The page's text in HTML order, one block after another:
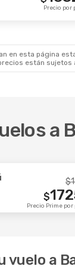
Sáb.,
Bakú
Precio por
en esta página
están sujetos
a
$
$
Precio Prime
vuelo a